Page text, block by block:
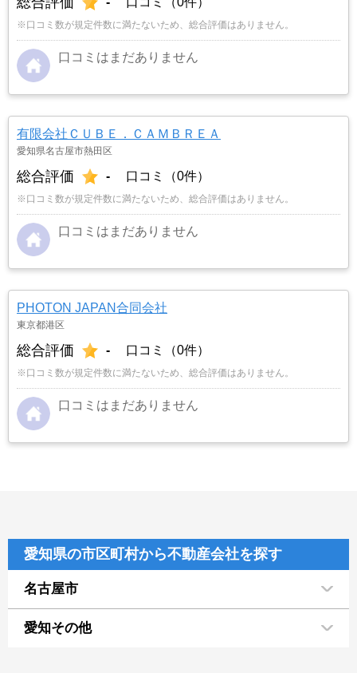
※口コミ数が規定件数に満たないため、総合評価はありません。
口コミはまだありません
有限会社ＣＵＢＥ．ＣＡＭＢＲＥＡ
愛知県名古屋市熱田区
総合評価 - 口コミ（0件）
※口コミ数が規定件数に満たないため、総合評価はありません。
口コミはまだありません
PHOTON JAPAN合同会社
東京都港区
総合評価 - 口コミ（0件）
※口コミ数が規定件数に満たないため、総合評価はありません。
口コミはまだありません
愛知県の市区町村から不動産会社を探す
名古屋市
愛知その他